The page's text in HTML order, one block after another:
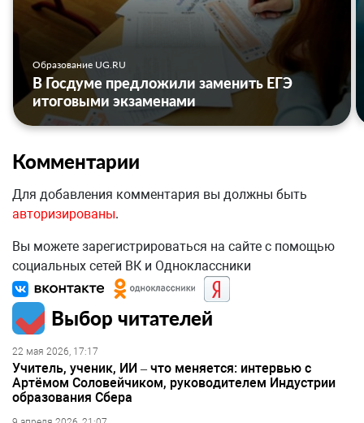
Образование UG.RU
В Госдуме предложили заменить ЕГЭ
итоговыми экзаменами
Комментарии
Для добавления комментария вы должны быть
авторизированы.
Вы можете зарегистрироваться на сайте с помощью
социальных сетей ВК и Одноклассники
Выбор читателей
22 мая 2026, 17:17
Учитель, ученик, ИИ – что меняется: интервью с
Артёмом Соловейчиком, руководителем Индустрии
образования Сбера